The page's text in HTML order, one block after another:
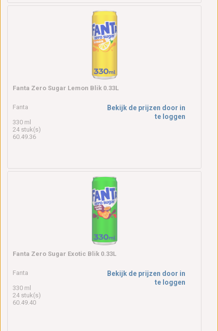
Fanta Zero Sugar Lemon Blik 0.33L
Fanta
330 ml
24 stuk(s)
60.49.36
Bekijk de prijzen door in
te loggen
Fanta Zero Sugar Exotic Blik 0.33L
Fanta
330 ml
24 stuk(s)
60.49.40
Bekijk de prijzen door in
te loggen